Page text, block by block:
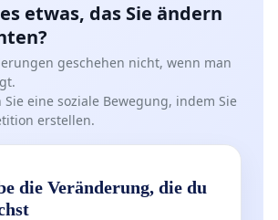
etwas, das Sie ändern
geschehen nicht, wenn man
Sie eine soziale Bewegung, indem Sie
erstellen.
die Veränderung, die du